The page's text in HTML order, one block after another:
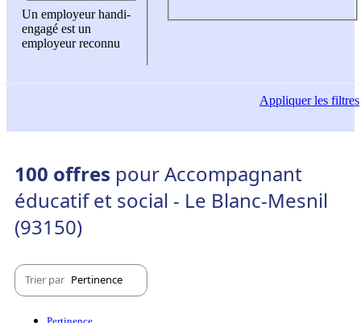
Un employeur handi-
engagé est un
employeur reconnu
Appliquerles filtres
100 offres pour Accompagnant
éducatif et social - Le Blanc-Mesnil
(93150)
Trier par Pertinence